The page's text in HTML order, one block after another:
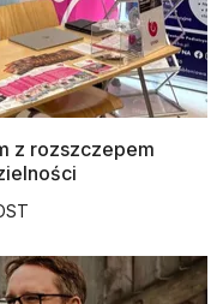
z rozszczepem